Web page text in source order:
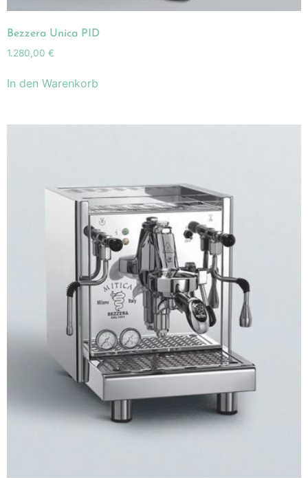
Bezzera Unica PID
1.280,00 €
In den Warenkorb